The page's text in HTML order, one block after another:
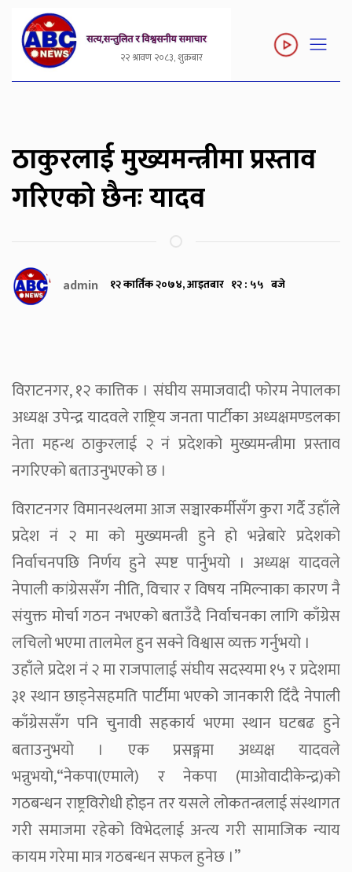
२२ श्रावण २०८३, शुक्रबार
ठाकुरलाई मुख्यमन्त्रीमा प्रस्ताव
गरिएको छैनः यादव
admin १२ कार्तिक २०७४, आइतबार १२ : ५५ बजे
विराटनगर, १२ कात्तिक । संघीय समाजवादी फोरम नेपालका
अध्यक्ष उपेन्द्र यादवले राष्ट्रिय जनता पार्टीका अध्यक्षमण्डलका
नेता महन्थ ठाकुरलाई २ नं प्रदेशको मुख्यमन्त्रीमा प्रस्ताव
नगरिएको बताउनुभएको छ ।
विराटनगर विमानस्थलमा आज सञ्चारकर्मीसँग कुरा गर्दै उहाँले
प्रदेश नं २ मा को मुख्यमन्त्री हुने हो भन्नेबारे प्रदेशको
निर्वाचनपछि निर्णय हुने स्पष्ट पार्नुभयो । अध्यक्ष यादवले
नेपाली कांग्रेससँग नीति, विचार र विषय नमिल्नाका कारण नै
संयुक्त मोर्चा गठन नभएको बताउँदै निर्वाचनका लागि काँग्रेस
लचिलो भएमा तालमेल हुन सक्ने विश्वास व्यक्त गर्नुभयो ।
उहाँले प्रदेश नं २ मा राजपालाई संघीय सदस्यमा १५ र प्रदेशमा
३१ स्थान छाड्नेसहमति पार्टीमा भएको जानकारी दिँदै नेपाली
काँग्रेससँग पनि चुनावी सहकार्य भएमा स्थान घटबढ हुने
बताउनुभयो । एक प्रसङ्गमा अध्यक्ष यादवले
भन्नुभयो,“नेकपा(एमाले) र नेकपा (माओवादीकेन्द्र)को
गठबन्धन राष्ट्रविरोधी होइन तर यसले लोकतन्त्रलाई संस्थागत
गरी समाजमा रहेको विभेदलाई अन्त्य गरी सामाजिक न्याय
कायम गरेमा मात्र गठबन्धन सफल हुनेछ ।”